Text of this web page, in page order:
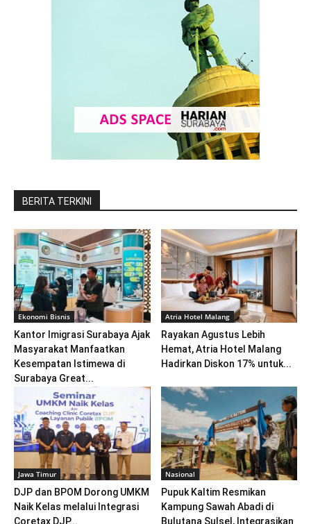
BERITA TERKINI
Ekonomi Bisnis
Kantor Imigrasi Surabaya Ajak
Masyarakat Manfaatkan
Kesempatan Istimewa di
Surabaya Great...
Atria Hotel Malang
Rayakan Agustus Lebih
Hemat, Atria Hotel Malang
Hadirkan Diskon 17% untuk...
Jawa Timur
DJP dan BPOM Dorong UMKM
Naik Kelas melalui Integrasi
Coretax DJP...
Nasional
Pupuk Kaltim Resmikan
Kampung Sawah Abadi di
Bulutana Sulsel, Integrasikan